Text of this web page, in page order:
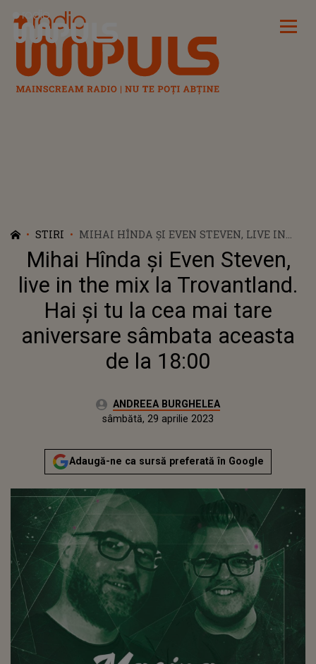
Radio Impuls
STIRI
MIHAI HÎNDA ȘI EVEN STEVEN, LIVE IN
THE MIX LA TROVANTLAND. HAI ȘI TU LA
CEA MAI TARE ANIVERSARE SÂMBATA
ACEASTA DE LA 18:00
Mihai Hînda și Even Steven,
live in the mix la Trovantland.
Hai și tu la cea mai tare
aniversare sâmbata aceasta
de la 18:00
Autor:ANDREEA BURGHELEA
vineri, 29 aprilie 2022Actualizat:
sâmbătă, 29 aprilie 2023
Adaugă-ne ca sursă preferată în Google